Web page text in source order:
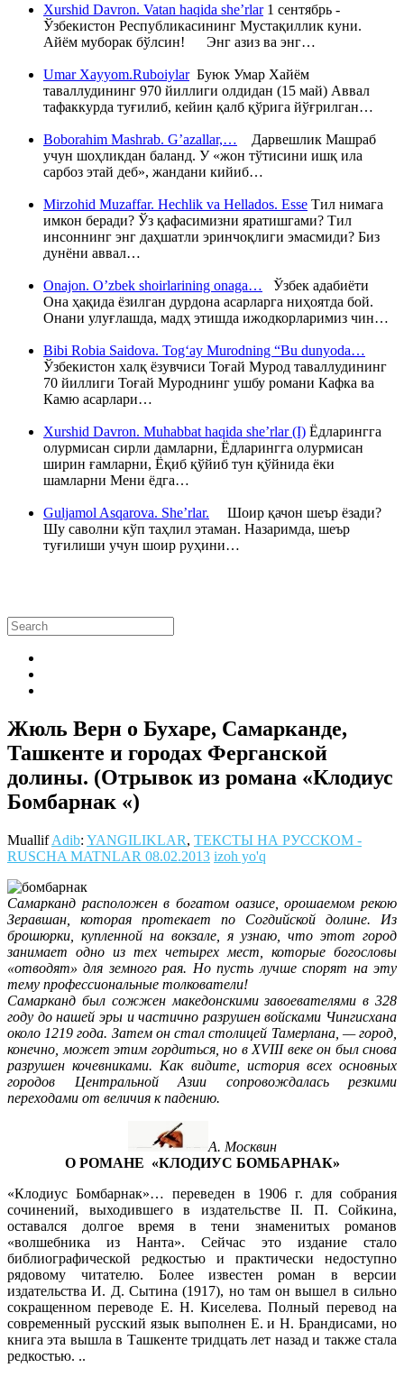
Xurshid Davron. Vatan haqida she’rlar1 сентябрь -
Ўзбекистон Республикасининг Мустақиллик куни.
Айём муборак бўлсин! Энг азиз ва энг…
Umar Xayyom.RuboiylarБуюк Умар Хайём
таваллудининг 970 йиллиги олдидан (15 май) Аввал
тафаккурда туғилиб, кейин қалб қўрига йўғрилган…
Boborahim Mashrab. G’azallar,… Дарвешлик Машраб
учун шоҳликдан баланд. У «жон тўтисини ишқ ила
сарбоз этай деб», жандани кийиб…
Mirzohid Muzaffar. Hechlik va Hellados. Esse Тил нимага
имкон беради? Ўз қафасимизни яратишгами? Тил
инсоннинг энг даҳшатли эринчоқлиги эмасмиди? Биз
дунёни аввал…
Onajon. O’zbek shoirlarining onaga… Ўзбек адабиёти
Она ҳақида ёзилган дурдона асарларга ниҳоятда бой.
Онани улуғлашда, мадҳ этишда ижодкорларимиз чин…
Bibi Robia Saidova. Tog‘ay Murodning “Bu dunyoda…
Ўзбекистон халқ ёзувчиси Тоғай Мурод таваллудининг
70 йиллиги Тоғай Муроднинг ушбу романи Кафка ва
Камю асарлари…
Xurshid Davron. Muhabbat haqida she’rlar (I) Ёдларингга
олурмисан сирли дамларни, Ёдларингга олурмисан
ширин ғамларни, Ёқиб қўйиб тун қўйнида ёки
шамларни Мени ёдга…
Guljamol Asqarova. She’rlar. Шоир қачон шеър ёзади?
Шу саволни кўп таҳлил этаман. Назаримда, шеър
туғилиши учун шоир руҳини…
Жюль Верн о Бухаре, Самарканде,
Ташкенте и городах Ферганской
долины. (Отрывок из романа «Клодиус
Бомбарнак «)
MuallifAdib: YANGILIKLAR, ТЕКСТЫ НА РУССКОМ -
RUSCHA MATNLAR 08.02.2013 izoh yo'q
Самарканд расположен в богатом оазисе, орошаемом рекою
Зеравшан, которая протекает по Согдийской долине. Из
брошюрки, купленной на вокзале, я узнаю, что этот город
занимает одно из тех четырех мест, которые богословы
«отводят» для земного рая. Но пусть лучше спорят на эту
тему профессиональные толкователи!
Самарканд был сожжен македонскими завоевателями в 328
году до нашей эры и частично разрушен войсками Чингисхана
около 1219 года. Затем он стал столицей Тамерлана, — город,
конечно, может этим гордиться, но в XVIII веке он был снова
разрушен кочевниками. Как видите, история всех основных
городов Центральной Азии сопровождалась резкими
переходами от величия к падению.
А. Москвин
О РОМАНЕ «КЛОДИУС БОМБАРНАК»
«Клодиус Бомбарнак»… переведен в 1906 г. для собрания
сочинений, выходившего в издательстве II. П. Сойкина,
оставался долгое время в тени знаменитых романов
«волшебника из Нанта». Сейчас это издание стало
библиографической редкостью и практически недоступно
рядовому читателю. Более известен роман в версии
издательства И. Д. Сытина (1917), но там он вышел в сильно
сокращенном переводе Е. Н. Киселева. Полный перевод на
современный русский язык выполнен Е. и Н. Брандисами, но
книга эта вышла в Ташкенте тридцать лет назад и также стала
редкостью. ..